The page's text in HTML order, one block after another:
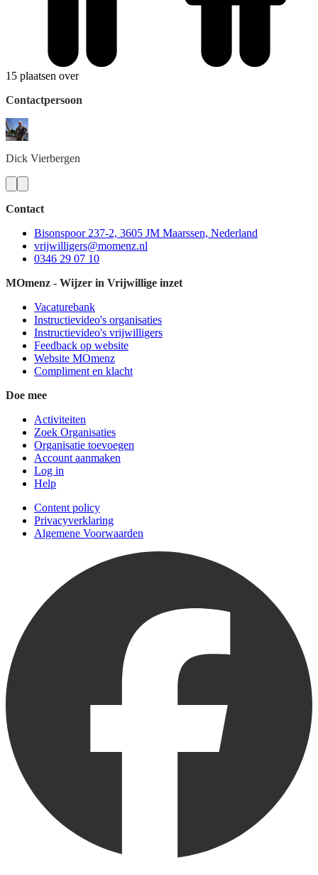
15 plaatsen over
Contactpersoon
Dick Vierbergen
Contact
Bisonspoor 237-2, 3605 JM Maarssen, Nederland
vrijwilligers@momenz.nl
0346 29 07 10
MOmenz - Wijzer in Vrijwillige inzet
Vacaturebank
Instructievideo's organisaties
Instructievideo's vrijwilligers
Feedback op website
Website MOmenz
Compliment en klacht
Doe mee
Activiteiten
Zoek Organisaties
Organisatie toevoegen
Account aanmaken
Log in
Help
Content policy
Privacyverklaring
Algemene Voorwaarden